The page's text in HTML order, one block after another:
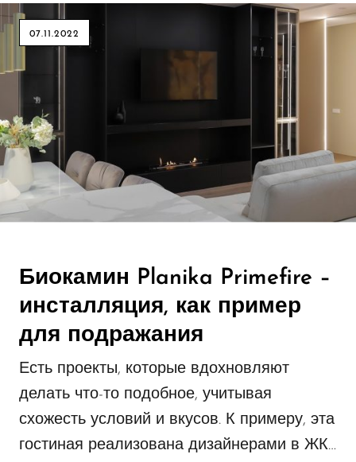
07.11.2022
Биокамин Planika Primefire –
инсталляция, как пример
для подражания
Есть проекты, которые вдохновляют
делать что-то подобное, учитывая
схожесть условий и вкусов. К примеру, эта
гостиная реализована дизайнерами в ЖК…